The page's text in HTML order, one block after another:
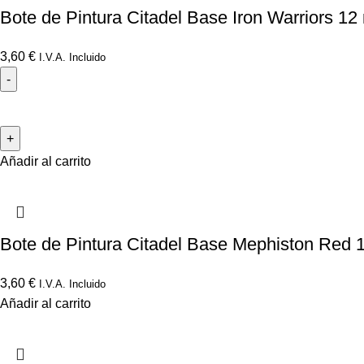
Bote de Pintura Citadel Base Iron Warriors 12
3,60 € I.V.A. Incluido
Añadir al carrito
Bote de Pintura Citadel Base Mephiston Red
3,60 € I.V.A. Incluido
Añadir al carrito